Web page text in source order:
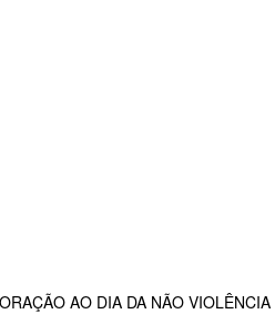
AO DIA DA NÃO VIOLÊNCIA